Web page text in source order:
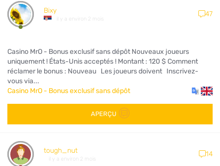
Bixy
il y a environ 2 mois
47
Casino MrO - Bonus exclusif sans dépôt Nouveaux joueurs
uniquement ! États-Unis acceptés ! Montant : 120 $ Comment
réclamer le bonus : Nouveau Les joueurs doivent Inscrivez-
vous via...
Casino MrO - Bonus exclusif sans dépôt
APERÇU
tough_nut
il y a environ 2 mois
14